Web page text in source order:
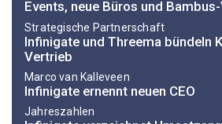
Events, neue Büros und
Strategische Partnerschaft
Infinigate und Threema bündeln
Vertrieb
Marco van Kalleveen
Infinigate ernennt neuen CEO
Jahreszahlen